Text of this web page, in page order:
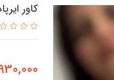
کاور